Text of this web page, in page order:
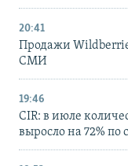
20:41
Продажи
СМИ
19:46
CIR: в июле
выросло на 72%